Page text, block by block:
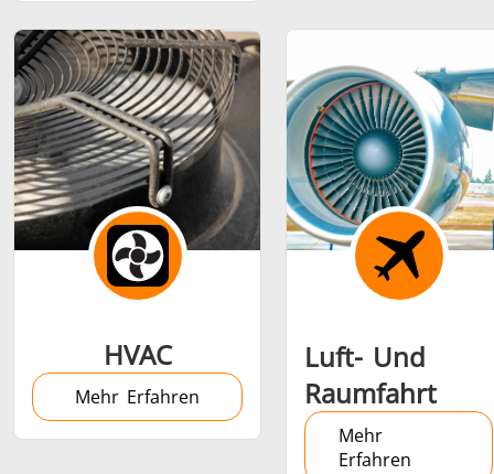
Medizin und
Pharma
Metallwerkzeuge
& KI
HVAC
Mehr Erfahren
Luft- Und
Raumfahrt
Mehr
Erfahren